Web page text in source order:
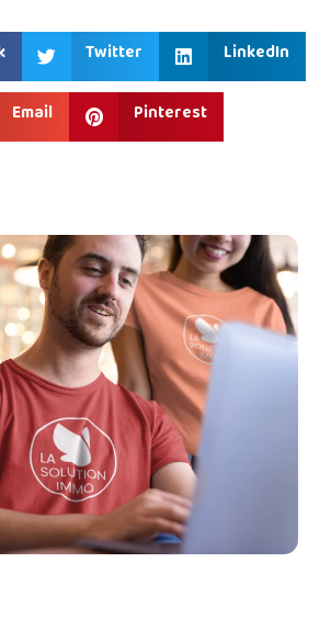
Twitter
LinkedIn
Email
Pinterest